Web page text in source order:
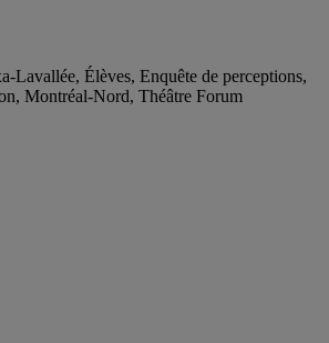
Lavallée, Élèves, Enquête de perceptions,
Montréal-Nord, Théâtre Forum